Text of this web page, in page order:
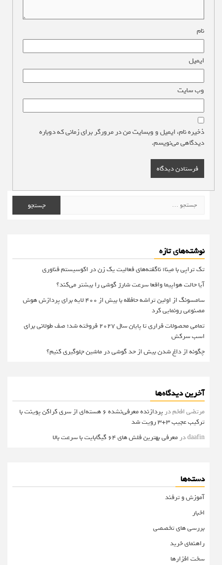
نام
ایمیل
وب‌ سایت
ذخیره نام، ایمیل و وبسایت من در مرورگر برای زمانی که دوباره
دیدگاهی می‌نویسم.
برای:
نوشته‌های تازه
تک تراپی با مینا؛ ناگفته‌های فعالیت یک زن در اکوسیستم فناوری
آیا حالت هواپیما واقعا سرعت شارژ گوشی را بیشتر می‌کند؟
سامسونگ از اولین تراشه حافظه با بیش از ۴۰۰ لایه برای پردازش هوش
مصنوعی رونمایی کرد
تمامی محصولات فراری تا پایان سال ۲۰۲۷ فروخته شد؛ صف طولانی برای
اسب سرکش
چگونه از داغ شدن بیش از حد گوشی در ماشین جلوگیری کنیم؟
آخرین دیدگاه‌ها
مرتضی افخمدر
پردازنده معرفی‌نشده 6 هسته‌ای از سری کراکن پوینت با
ترکیب عجیب 3+3 رویت شد
daafinدرمعرفی بهترین فلش های 64 گیگابایت با سرعت بالا
دسته‌ها
آموزش و ترفند
اخبار
بررسی های تخصصی
راهنمای خرید
سخت افزارها